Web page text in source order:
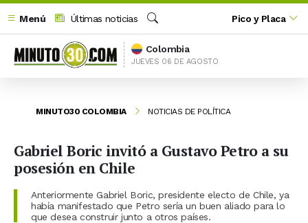
Menú
Últimas noticias
Buscar
Pico y Placa
Colombia
JUEVES 06 DE AGOSTO
MINUTO30 COLOMBIA NOTICIAS DE POLÍTICA
Gabriel Boric invitó a Gustavo Petro a su
posesión en Chile
Anteriormente Gabriel Boric, presidente electo de Chile, ya
había manifestado que Petro sería un buen aliado para lo
que desea construir junto a otros países.